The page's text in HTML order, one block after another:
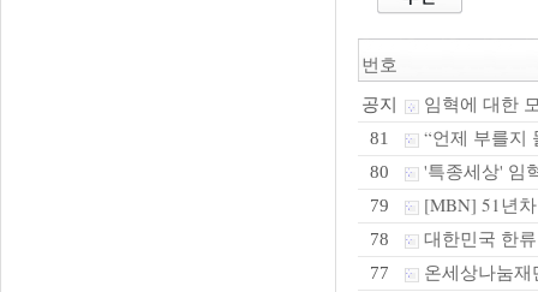
번호
공지 임혁에 대한
81 “언제 부를지
80 '특종세상' 임
79 [MBN] 51년
78 대한민국 한
77 온세상나눔